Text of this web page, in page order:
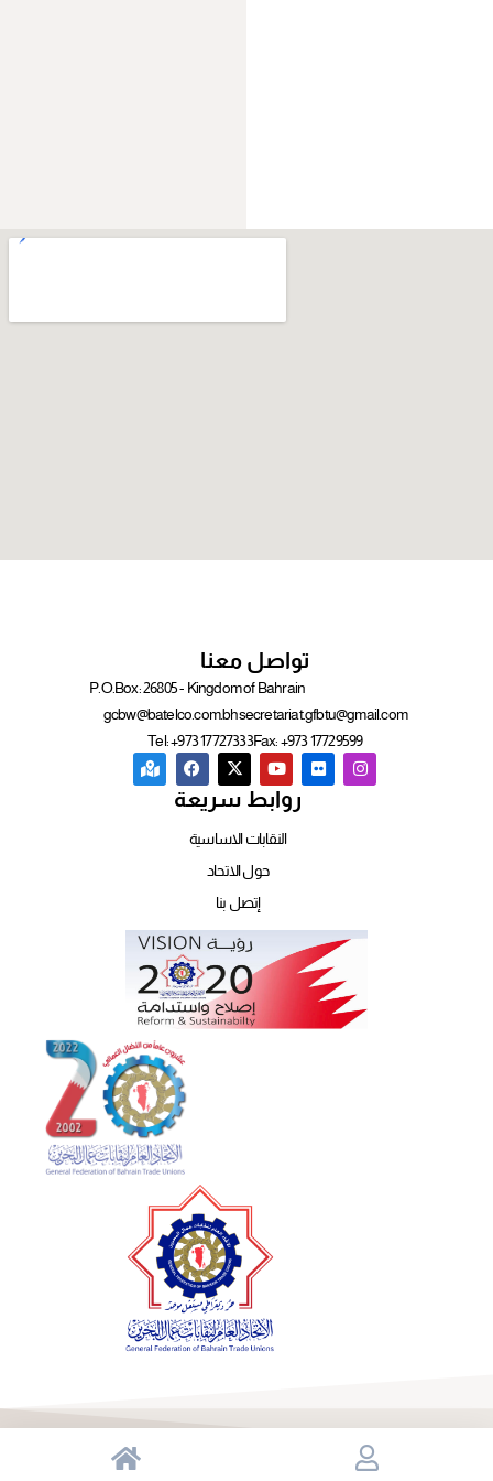
تواصل معنا
P.O.Box: 26805 - Kingdom of Bahrain
gcbw@batelco.com.bhsecretariat.gfbtu@gmail.com
Tel: +973 17727333Fax: +973 17729599
روابط سريعة
النقابات الاساسية
حول الاتحاد
إتصل بنا
© جميع الحقوق محفوظة اتحاد العام لنقابات عمال البحرين 2023